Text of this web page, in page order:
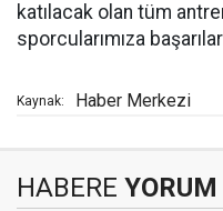
katılacak olan tüm
sporcularımıza
Kaynak: Haber Merkezi
HABERE